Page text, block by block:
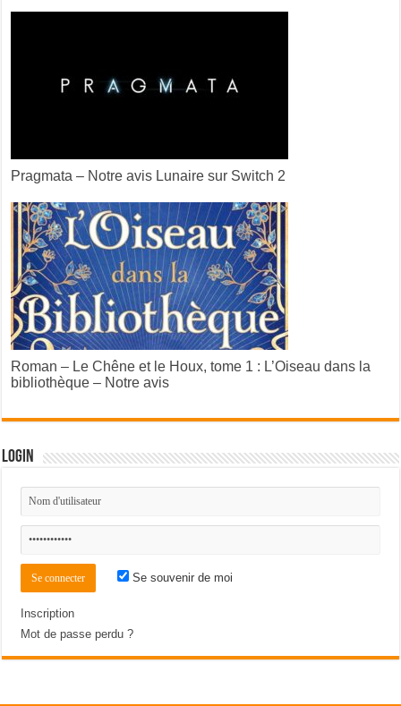
Pragmata – Notre avis Lunaire sur Switch 2
Roman – Le Chêne et le Houx, tome 1 : L’Oiseau dans la
bibliothèque – Notre avis
Login
Se souvenir de moi
Inscription
Mot de passe perdu ?